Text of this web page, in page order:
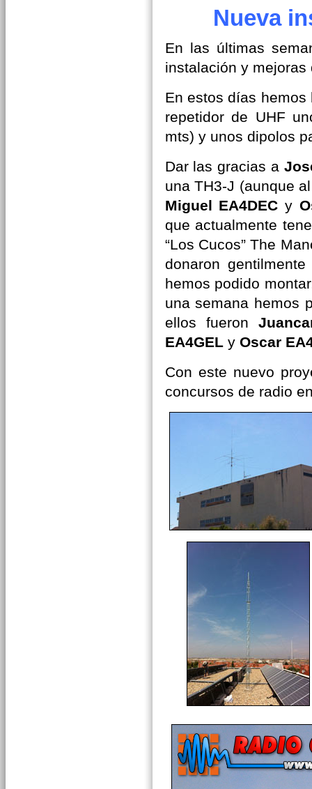
Nueva
En las últimas
instalación y
En estos días
repetidor de UHF
mts) y unos dipolos
Dar las gracias a
una TH3-J (aunque
Miguel EA4DEC y
que actualmente
“Los Cucos” The
donaron
hemos podido
una semana hemos
ellos fueron
EA4GEL yOscar
Con este nuevo
concursos de radio